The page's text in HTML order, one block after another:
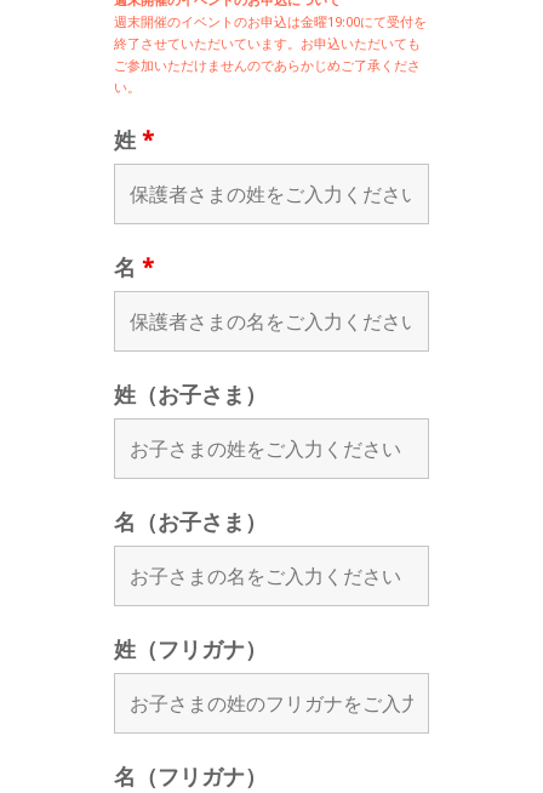
週末開催のイベントのお申込は金曜19:00にて受付を
終了させていただいています。お申込いただいても
ご参加いただけませんのであらかじめご了承くださ
い。
姓 *
名 *
姓（お子さま）
名（お子さま）
姓（フリガナ）
名（フリガナ）